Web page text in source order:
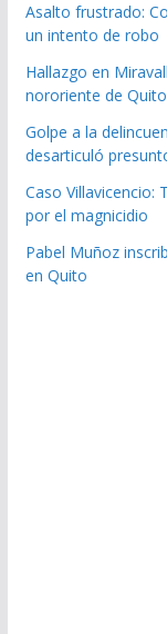
Asalto frustrado:
un intento de robo
Hallazgo en
nororiente de Quito
Golpe a la
desarticuló
Caso Villavicencio:
por el magnicidio
Pabel Muñoz
en Quito